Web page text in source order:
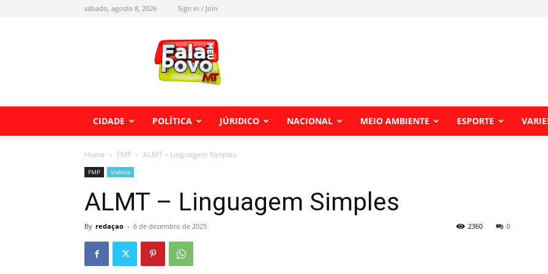
sábado, agosto 8, 2026 Sign in / Join
Fala
meu
Povo
MT
CIDADE POLÍTICA JÚRIDICO NACIONAL MEIO AMBIENTE ESPORTE
Home FMP ALMT – Linguagem Simples
FMP Videos
ALMT – Linguagem Simples
By redaçao - 6 de dezembro de 2025 0
2360